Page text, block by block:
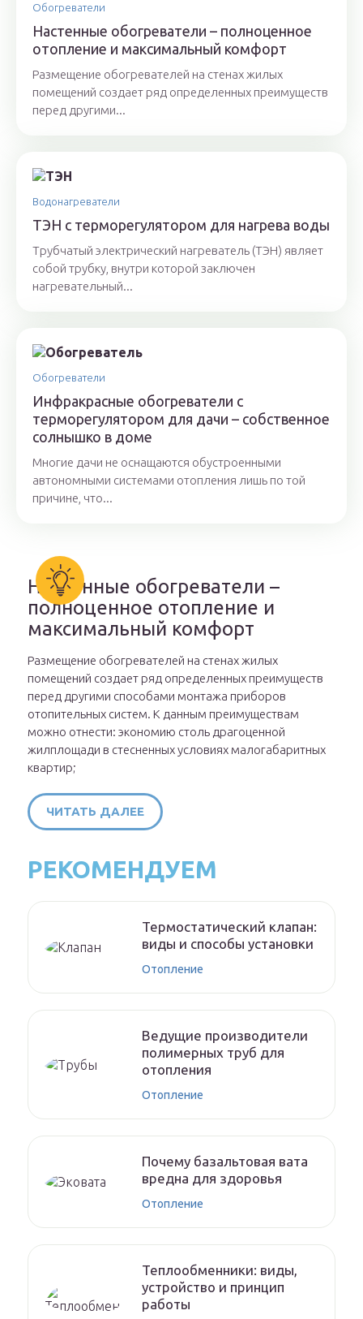
Обогреватели
Настенные обогреватели – полноценное
отопление и максимальный комфорт
Размещение обогревателей на стенах жилых
помещений создает ряд определенных преимуществ
перед другими...
Водонагреватели
ТЭН с терморегулятором для нагрева воды
Трубчатый электрический нагреватель (ТЭН) являет
собой трубку, внутри которой заключен
нагревательный...
Обогреватели
Инфракрасные обогреватели с
терморегулятором для дачи – собственное
солнышко в доме
Многие дачи не оснащаются обустроенными
автономными системами отопления лишь по той
причине, что...
Настенные обогреватели –
полноценное отопление и
максимальный комфорт
Размещение обогревателей на стенах жилых
помещений создает ряд определенных преимуществ
перед другими способами монтажа приборов
отопительных систем. К данным преимуществам
можно отнести: экономию столь драгоценной
жилплощади в стесненных условиях малогабаритных
квартир;
ЧИТАТЬ ДАЛЕЕ
РЕКОМЕНДУЕМ
Термостатический клапан:
виды и способы установки
Отопление
Ведущие производители
полимерных труб для
отопления
Отопление
Почему базальтовая вата
вредна для здоровья
Отопление
Теплообменники: виды,
устройство и принцип
работы